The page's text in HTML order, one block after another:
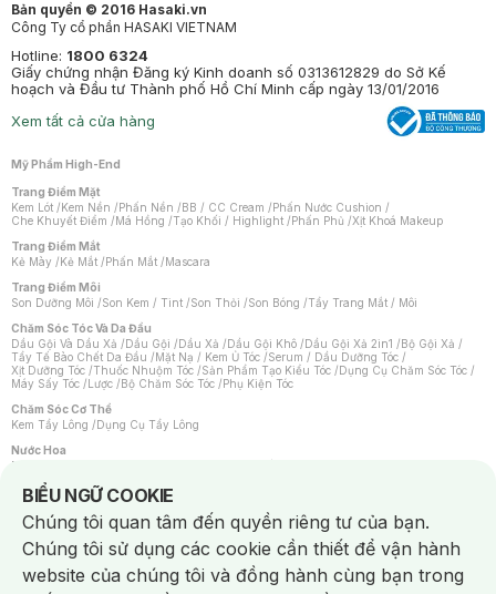
Bản quyền © 2016 Hasaki.vn
Công Ty cổ phần HASAKI VIETNAM
Hotline: 1800 6324
Giấy chứng nhận Đăng ký Kinh doanh số 0313612829 do Sở Kế
hoạch và Đầu tư Thành phố Hồ Chí Minh cấp ngày 13/01/2016
Xem tất cả cửa hàng
Mỹ Phẩm High-End
Trang Điểm Mặt
Kem Lót /Kem Nền /Phấn Nền /BB / CC Cream /Phấn Nước Cushion /
Che Khuyết Điểm /Má Hồng /Tạo Khối / Highlight /Phấn Phủ /Xịt Khoá Makeup
Trang Điểm Mắt
Kẻ Mày /Kẻ Mắt /Phấn Mắt /Mascara
Trang Điểm Môi
Son Dưỡng Môi /Son Kem / Tint /Son Thỏi /Son Bóng /Tẩy Trang Mắt / Môi
Chăm Sóc Tóc Và Da Đầu
Dầu Gội Và Dầu Xả /Dầu Gội /Dầu Xả /Dầu Gội Khô /Dầu Gội Xả 2in1 /Bộ Gội Xả /
Tẩy Tế Bào Chết Da Đầu /Mặt Nạ / Kem Ủ Tóc /Serum / Dầu Dưỡng Tóc /
Xịt Dưỡng Tóc /Thuốc Nhuộm Tóc /Sản Phẩm Tạo Kiểu Tóc /Dụng Cụ Chăm Sóc Tóc /
Máy Sấy Tóc /Lược /Bộ Chăm Sóc Tóc /Phụ Kiện Tóc
Chăm Sóc Cơ Thể
Kem Tẩy Lông /Dụng Cụ Tẩy Lông
Nước Hoa
Nước Hoa Nữ
Chăm Sóc Cá Nhân
Chống Muỗi /Khẩu Trang /Máy Massage/Mặt Nạ Xông Hơi /Nước Rửa Tay/
Sản Phẩm Chăm Sóc Khác /Bàn Chải Đánh Răng /Bàn Chải Điện/
Hỗ Trợ Trắng Răng/Kem Đánh Răng /Máy Tăm Nước/ Nước Súc Miệng/
Tăm / Chỉ Nha Khoa/ Xịt Thơm Miệng / Dung Dịch Vệ Sinh/Dưỡng Vùng Kín/
Khăn Ướt Vệ Sinh Vùng Kín/Băng Vệ Sinh/Tampon/Bọt Cạo Râu /Dao Cạo Râu/
Máy Cạo Râu
BIỂU NGỮ COOKIE
Notice about cookies usage
Chúng tôi quan tâm đến quyền riêng tư của bạn.
Chúng tôi sử dụng các cookie cần thiết để vận hành
website của chúng tôi và đồng hành cùng bạn trong